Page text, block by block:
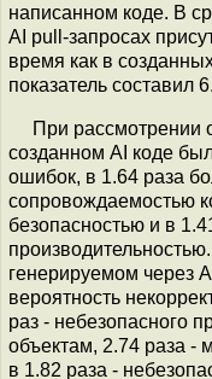
написанном коде. В
AI pull-запросах
время как в
показатель составил
При рассмотрении
созданном AI коде
ошибок, в 1.64 раза
сопровождаемостью
безопасностью и в
генерируемом через
вероятность
раз - небезопасного
объектам, 2.74 раза -
в 1.82 раза -